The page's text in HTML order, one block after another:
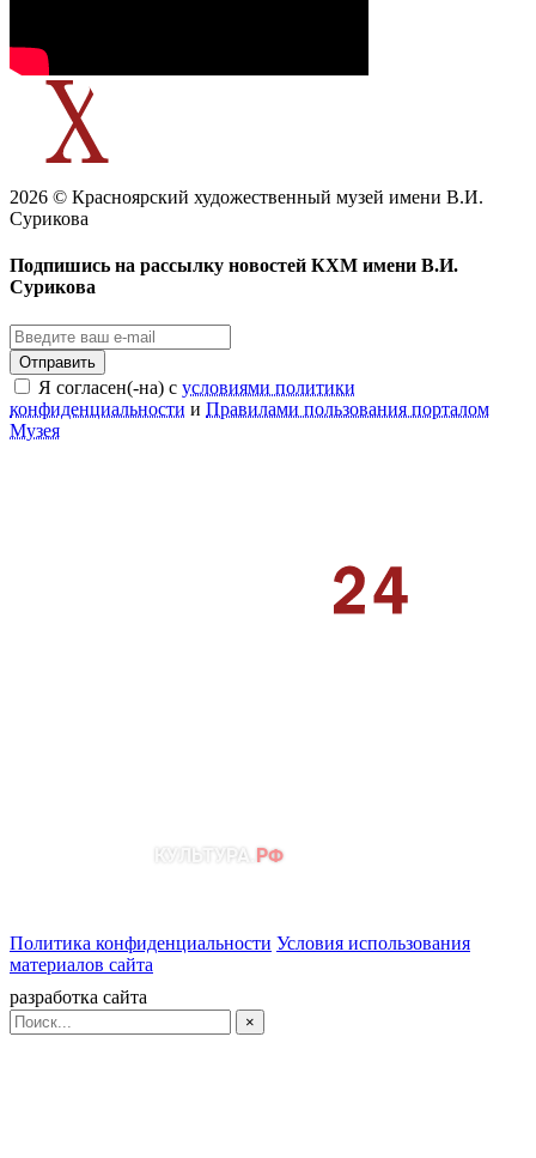
2026 © Красноярский художественный музей имени В.И.
Сурикова
Подпишись на рассылку новостей КХМ имени В.И.
Сурикова
Отправить
Я согласен(-на) с условиями политики
конфиденциальности и Правилами пользования порталом
Музея
Политика конфиденциальности Условия использования
материалов сайта
разработка сайта
×